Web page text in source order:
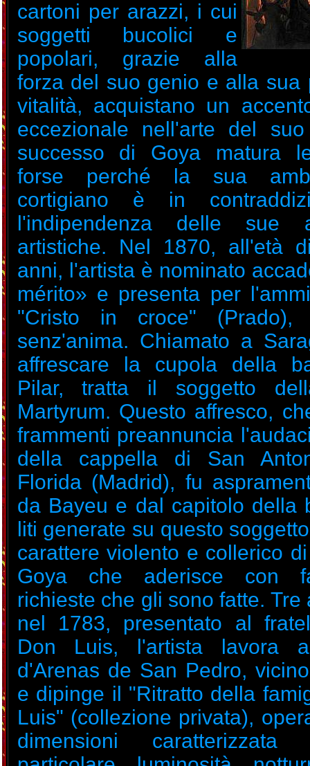
cartoni per arazzi, i cui
soggetti bucolici e
popolari, grazie alla
forza del suo genio e alla sua
vitalità, acquistano un
eccezionale nell'arte del
successo di Goya matura
forse perché la sua
cortigiano è in
l'indipendenza delle sue
artistiche. Nel 1870, all'età
anni, l'artista è nominato
mérito» e presenta per
"Cristo in croce" (Prado),
senz'anima. Chiamato a
affrescare la cupola della
Pilar, tratta il soggetto
Martyrum. Questo affresco,
frammenti preannuncia
della cappella di San
Florida (Madrid), fu
da Bayeu e dal capitolo della
liti generate su questo
carattere violento e collerico
Goya che aderisce con
richieste che gli sono fatte. Tre
nel 1783, presentato al
Don Luis, l'artista lavora
d'Arenas de San Pedro,
e dipinge il "Ritratto della
Luis" (collezione privata),
dimensioni